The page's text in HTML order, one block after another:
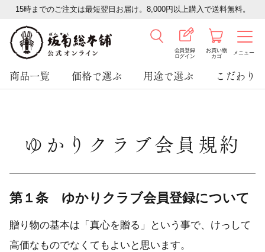
15時までのご注文は最短翌日お届け。8,000円以上購入で送料無料。
会員登録
ログイン
お買い物
カゴ
メニュー
商品一覧 価格で選ぶ 用途で選ぶ こだわり
ゆかりクラブ会員規約
第１条 ゆかりクラブ会員登録について
贈り物の基本は「真心を贈る」という事で、けっして
高価なものでなくてもよいと思います。